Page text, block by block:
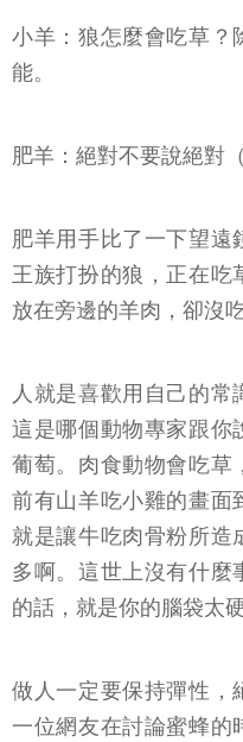
小羊：狼怎麼會吃草？
能。
肥羊：絕對不要說絕對（
肥羊用手比了一下望遠
王族打扮的狼，正在吃
放在旁邊的羊肉，卻沒吃
人就是喜歡用自己的常
這是哪個動物專家跟你
葡萄。肉食動物會吃草
前有山羊吃小雞的畫面
就是讓牛吃肉骨粉所造
多啊。這世上沒有什麼
的話，就是你的腦袋太
做人一定要保持彈性，
一位網友在討論蜜蜂的